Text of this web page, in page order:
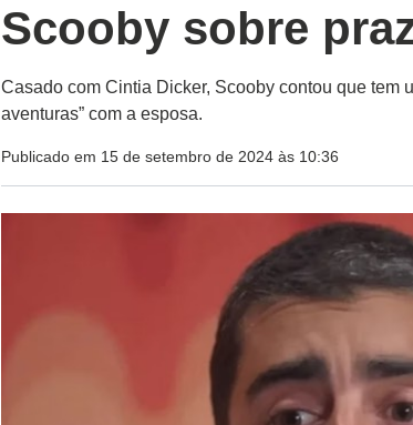
Scooby sobre
Casado com Cintia Dicker, Scooby contou que tem
aventuras” com a esposa.
Publicado em 15 de setembro de 2024 às 10:36